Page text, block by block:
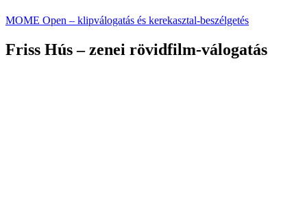
MOME Open – klipválogatás és kerekasztal-beszélgetés
Friss Hús – zenei rövidfilm-válogatás